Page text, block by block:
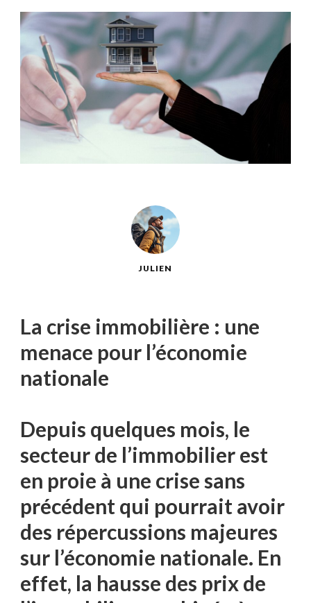
JULIEN
La crise immobilière : une
menace pour l’économie
nationale
Depuis quelques mois, le
secteur de l’immobilier est
en proie à une crise sans
précédent qui pourrait avoir
des répercussions majeures
sur l’économie nationale. En
effet, la hausse des prix de